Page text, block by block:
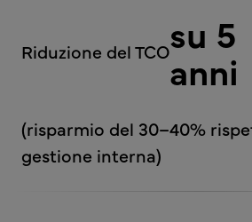
Riduzione del TCOsu 5
anni
(risparmio del 30–40%
gestione interna)